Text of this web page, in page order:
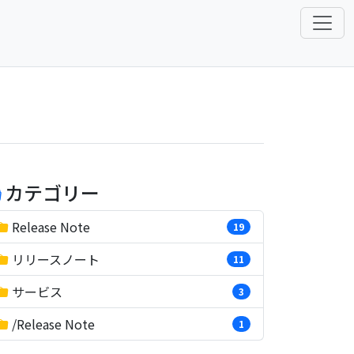
カテゴリー
Release Note 19
リリースノート 11
サービス 3
/Release Note 1